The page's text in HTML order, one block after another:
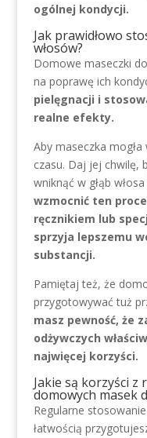
ogólnej kondycji.
Jak prawidłowo
włosów?
Domowe maseczki
na poprawę ich
pielęgnacji i
realne efekty.
Aby maseczka mogła
czasu. Daj jej chwilę,
wniknąć w głąb
wzmocnić ten
ręcznikiem lub
sprzyja lepszemu
substancji.
Pamiętaj też, że
przygotowywać tuż
masz pewność, że
odżywczych
najwięcej korzyści.
Jakie są korzyści
domowych masek
Regularne
łatwością